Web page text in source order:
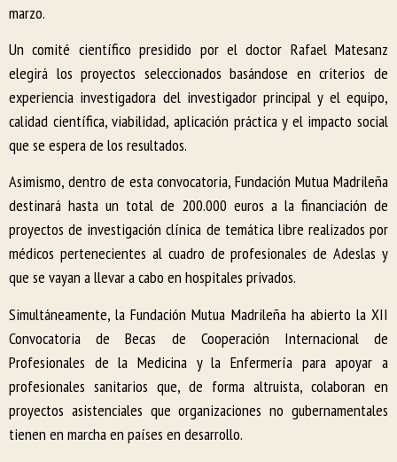
marzo.
Un comité científico presidido por el doctor Rafael Matesanz
elegirá los proyectos seleccionados basándose en criterios de
experiencia investigadora del investigador principal y el equipo,
calidad científica, viabilidad, aplicación práctica y el impacto social
que se espera de los resultados.
Asimismo, dentro de esta convocatoria, Fundación Mutua Madrileña
destinará hasta un total de 200.000 euros a la financiación de
proyectos de investigación clínica de temática libre realizados por
médicos pertenecientes al cuadro de profesionales de Adeslas y
que se vayan a llevar a cabo en hospitales privados.
Simultáneamente, la Fundación Mutua Madrileña ha abierto la XII
Convocatoria de Becas de Cooperación Internacional de
Profesionales de la Medicina y la Enfermería para apoyar a
profesionales sanitarios que, de forma altruista, colaboran en
proyectos asistenciales que organizaciones no gubernamentales
tienen en marcha en países en desarrollo.